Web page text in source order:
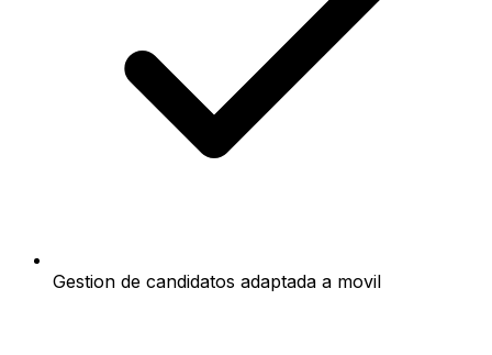
Gestion de candidatos adaptada a movil